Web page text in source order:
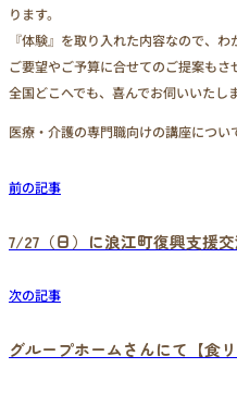
ります。
『体験』を取り入れた内容なので、
ご要望やご予算に合せてのご提案もさ
全国どこへでも、喜んでお伺いいたしま
医療・介護の専門職向けの講座につ
前の記事
7/27（日）に浪江町復興支援
次の記事
グループホームさんにて【食